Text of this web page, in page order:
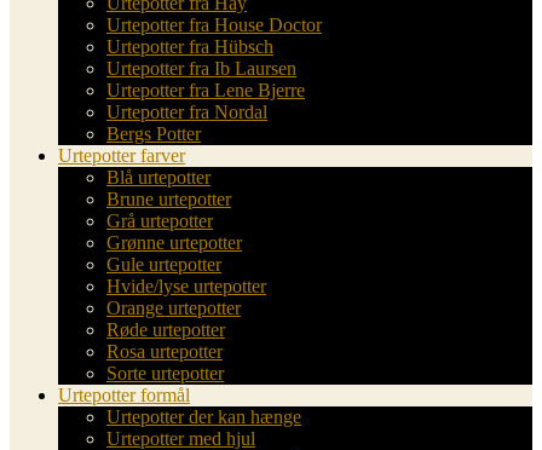
Urtepotter fra House Doctor
Urtepotter fra Hübsch
Urtepotter fra Ib Laursen
Urtepotter fra Lene Bjerre
Urtepotter fra Nordal
Bergs Potter
Urtepotter farver
Blå urtepotter
Brune urtepotter
Grå urtepotter
Grønne urtepotter
Gule urtepotter
Hvide/lyse urtepotter
Orange urtepotter
Røde urtepotter
Rosa urtepotter
Sorte urtepotter
Urtepotter formål
Urtepotter der kan hænge
Urtepotter med hjul